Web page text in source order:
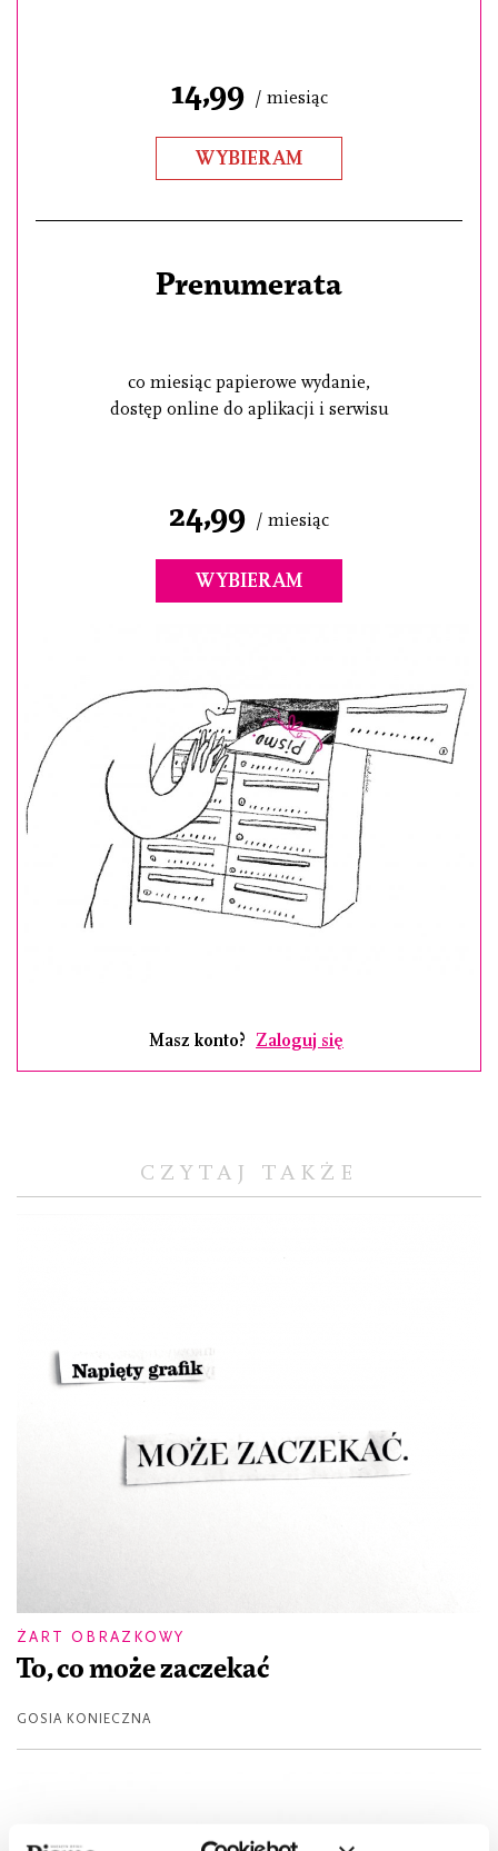
14,99 / miesiąc
WYBIERAM
Prenumerata
co miesiąc papierowe wydanie,
dostęp online do aplikacji i serwisu
24,99 / miesiąc
WYBIERAM
Masz konto? Zaloguj się
CZYTAJ TAKŻE
ŻART OBRAZKOWY
To, co może zaczekać
GOSIA KONIECZNA